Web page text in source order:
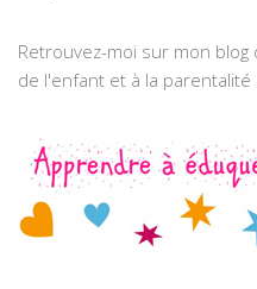
Retrouvez-moi sur mon blog
de l'enfant et à la parentalité